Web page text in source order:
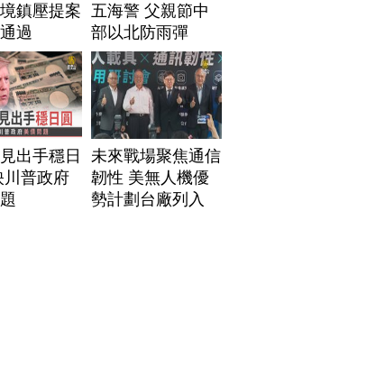
鎮壓提案
過
五海警 父親節中
部以北防雨彈
出手穩日
川普政府
未來戰場聚焦通信
韌性 美無人機優
勢計劃台廠列入